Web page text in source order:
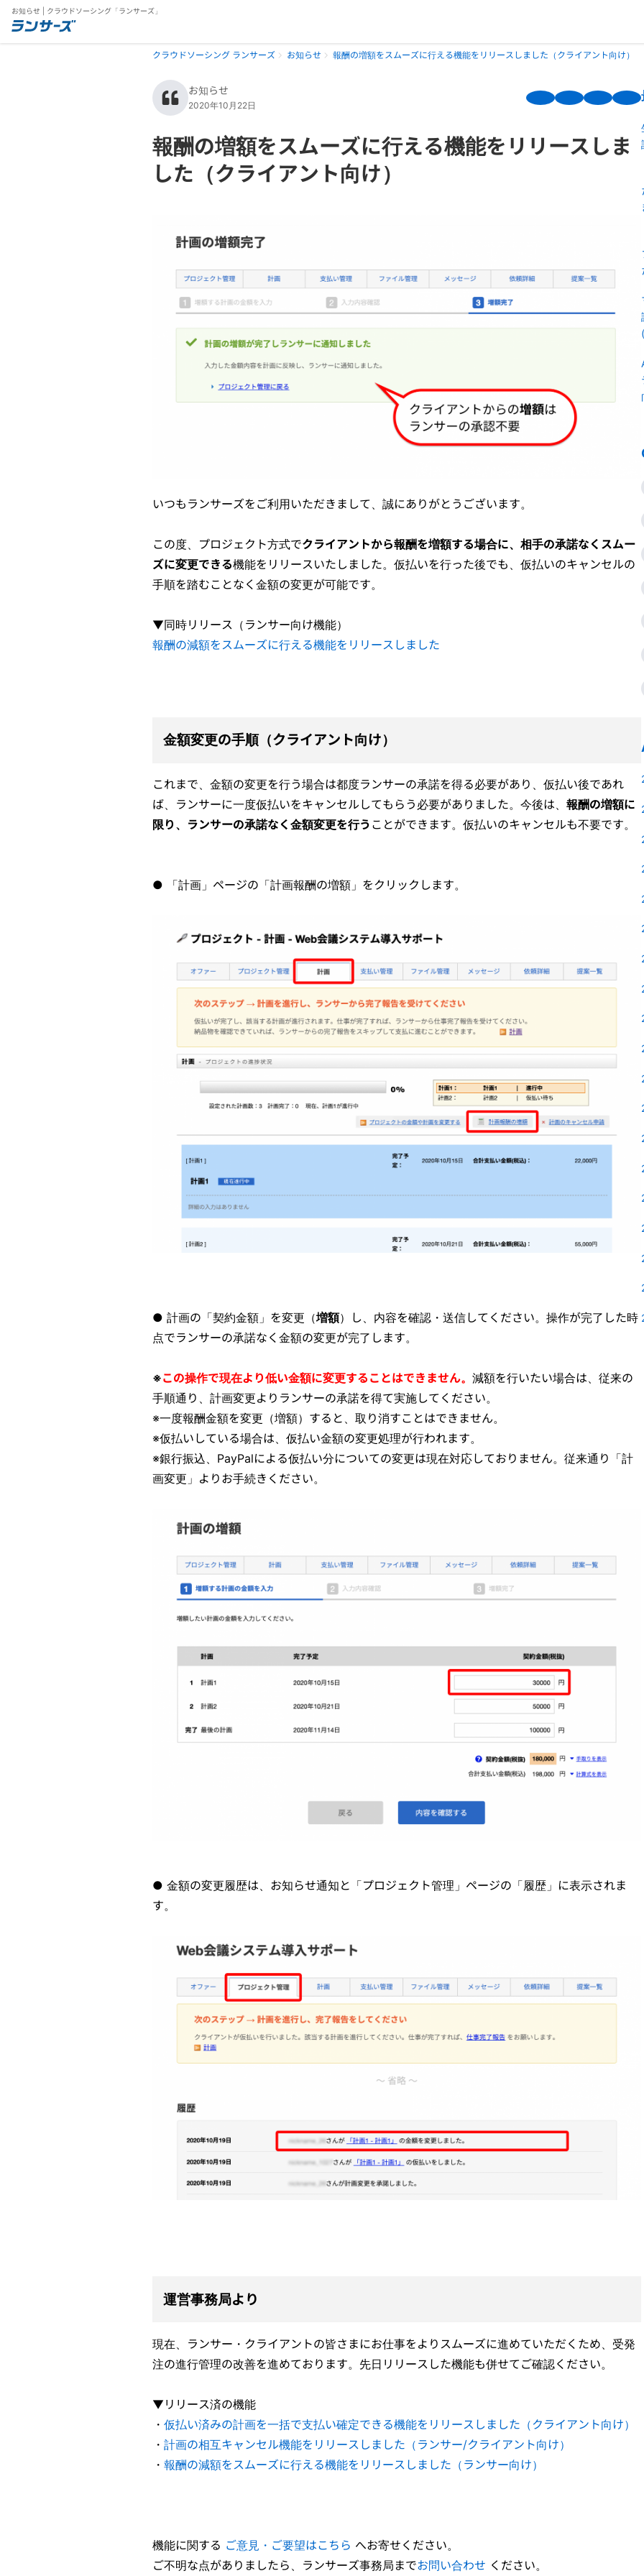
お知らせ | クラウドソーシング「ランサーズ」
クラウドソーシング ランサーズ お知らせ 報酬の増額をスムーズに行える機能をリリースしました（クライアント向け）
お知らせ
2020年10月22日
報酬の増額をスムーズに行える機能をリリースしま
した（クライアント向け）
いつもランサーズをご利用いただきまして、誠にありがとうございます。
この度、プロジェクト方式でクライアントから報酬を増額する場合に、相手の承諾なくスムー
ズに変更できる機能をリリースいたしました。仮払いを行った後でも、仮払いのキャンセルの
手順を踏むことなく金額の変更が可能です。
▼同時リリース（ランサー向け機能）
報酬の減額をスムーズに行える機能をリリースしました
金額変更の手順（クライアント向け）
これまで、金額の変更を行う場合は都度ランサーの承諾を得る必要があり、仮払い後であれ
ば、ランサーに一度仮払いをキャンセルしてもらう必要がありました。今後は、 報酬の増額に
限り、ランサーの承諾なく金額変更を行う ことができます。仮払いのキャンセルも不要です。
● 「計画」ページの「計画報酬の増額」をクリックします。
● 計画の「契約金額」を変更（増額）し、内容を確認・送信してください。操作が完了した時
点でランサーの承諾なく金額の変更が完了します。
※この操作で現在より低い金額に変更することはできません。 減額を行いたい場合は、従来の
手順通り、計画変更よりランサーの承諾を得て実施してください。
※一度報酬金額を変更（増額）すると、取り消すことはできません。
※仮払いしている場合は、仮払い金額の変更処理が行われます。
※銀行振込、PayPalによる仮払い分についての変更は現在対応しておりません。従来通り「計
画変更」よりお手続きください。
● 金額の変更履歴は、お知らせ通知と「プロジェクト管理」ページの「履歴」に表示されま
す。
運営事務局より
現在、ランサー・クライアントの皆さまにお仕事をよりスムーズに進めていただくため、受発
注の進行管理の改善を進めております。先日リリースした機能も併せてご確認ください。
▼リリース済の機能
・ 仮払い済みの計画を一括で支払い確定できる機能をリリースしました（クライアント向け）
・ 計画の相互キャンセル機能をリリースしました（ランサー/クライアント向け）
・ 報酬の減額をスムーズに行える機能をリリースしました（ランサー向け）
機能に関する ご意見・ご要望はこちら へお寄せください。
ご不明な点がありましたら、ランサーズ事務局までお問い合わせ ください。